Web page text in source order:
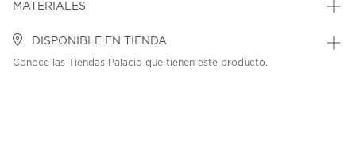
MATERIALES
DISPONIBLE EN TIENDA
Conoce las Tiendas Palacio que tienen este producto.